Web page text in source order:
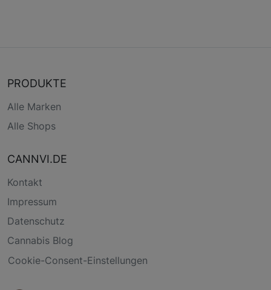
PRODUKTE
Alle Marken
Alle Shops
CANNVI.DE
Kontakt
Impressum
Datenschutz
Cannabis Blog
Cookie-Consent-Einstellungen